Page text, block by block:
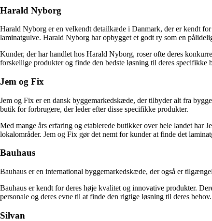
Harald Nyborg
Harald Nyborg er en velkendt detailkæde i Danmark, der er kendt
laminatgulve. Harald Nyborg har opbygget et godt ry som en
Kunder, der har handlet hos Harald Nyborg, roser ofte deres
forskellige produkter og finde den bedste løsning til deres
Jem og Fix
Jem og Fix er en dansk byggemarkedskæde, der tilbyder alt fra
butik for forbrugere, der leder efter disse specifikke produkter.
Med mange års erfaring og etablerede butikker over hele landet
lokalområder. Jem og Fix gør det nemt for kunder at finde det
Bauhaus
Bauhaus er en international byggemarkedskæde, der også er
Bauhaus er kendt for deres høje kvalitet og innovative produkter.
personale og deres evne til at finde den rigtige løsning til deres
Silvan